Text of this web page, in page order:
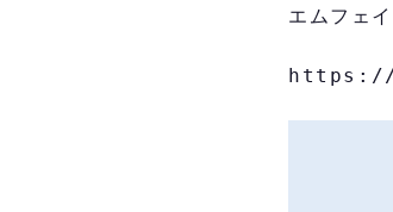
エムフェ